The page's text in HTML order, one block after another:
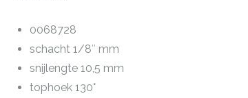
0068728
schacht 1/8″ mm
snijlengte 10,5 mm
tophoek 130°